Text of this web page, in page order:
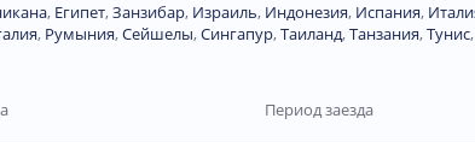
, Египет,Занзибар, Израиль, Индонезия, Испания,
, Румыния,Сейшелы,Сингапур,Таиланд,Танзания,Тунис,
Период заезда